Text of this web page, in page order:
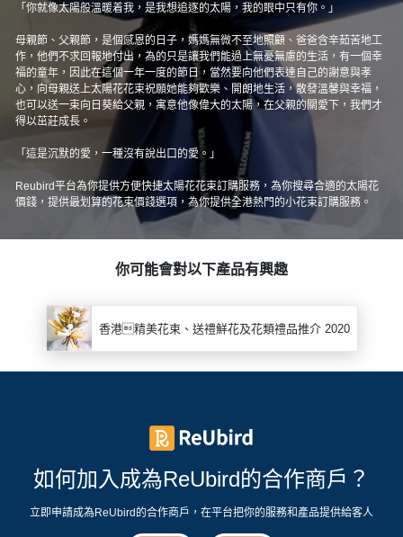
「你就像太陽般溫暖着我，是我想追逐的太陽，我的眼中只有你。」
母親節、父親節，是個感恩的日子，媽媽無微不至地照顧、爸爸含辛茹苦地工
作，他們不求回報地付出，為的只是讓我們能過上無憂無慮的生活，有一個幸
福的童年，因此在這個一年一度的節日，當然要向他們表達自己的謝意與孝
心，向母親送上太陽花花束祝願她能夠歡樂、開朗地生活，散發溫馨與幸福，
也可以送一束向日葵給父親，寓意他像偉大的太陽，在父親的關愛下，我們才
得以茁莊成長。
「這是沉默的愛，一種沒有說出口的愛。」
Reubird平台為你提供方便快捷太陽花花束訂購服務，為你搜尋合適的太陽花
價錢，提供最划算的花束價錢選項，為你提供全港熱門的小花束訂購服務。
你可能會對以下產品有興趣
香港精美花束、送禮鮮花及花類禮品推介 2020
如何加入成為ReUbird的合作商戶？
立即申請成為ReUbird的合作商戶，在平台把你的服務和產品提供給客人